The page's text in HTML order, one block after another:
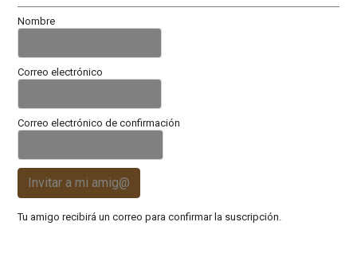
Nombre
Correo electrónico
Correo electrónico de confirmación
Invitar a mi amig@
Tu amigo recibirá un correo para confirmar la suscripción.